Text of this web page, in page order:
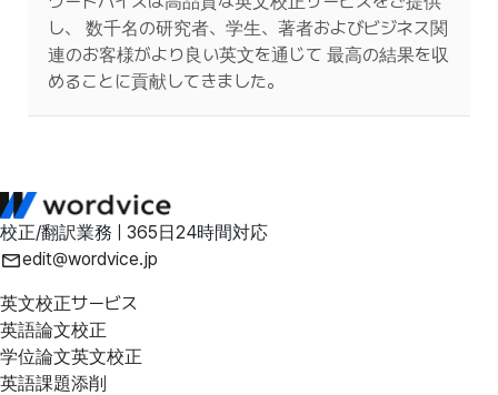
し、 数千名の研究者、学生、著者およびビジネス関
連のお客様がより良い英文を通じて 最高の結果を収
めることに貢献してきました。
校正/翻訳業務 | 365日24時間対応
edit@wordvice.jp
英文校正サービス
英語論文校正
学位論文英文校正
英語課題添削